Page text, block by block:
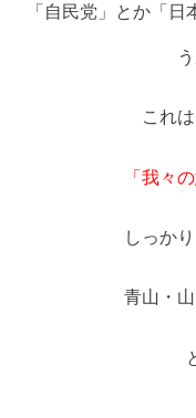
「自民党」とか「
これ
「我々
しっか
青山・